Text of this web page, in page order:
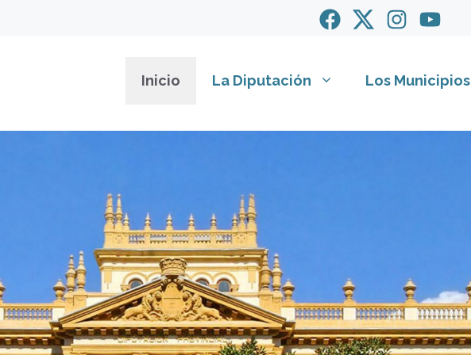
Inicio La Diputación Los Municipios